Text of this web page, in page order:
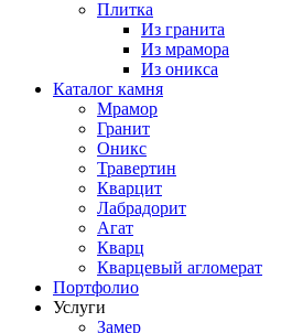
Плитка
Из гранита
Из мрамора
Из оникса
Каталог камня
Мрамор
Гранит
Оникс
Травертин
Кварцит
Лабрадорит
Агат
Кварц
Кварцевый агломерат
Портфолио
Услуги
Замер